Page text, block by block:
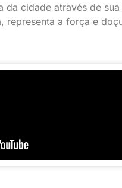
da cidade através de
representa a força e